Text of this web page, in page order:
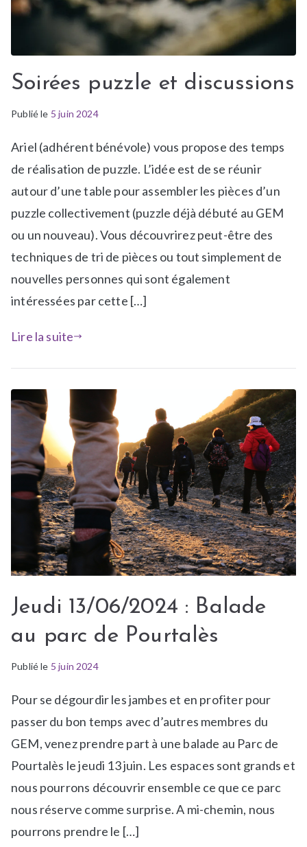
Soirées puzzle et discussions
Publié le 5 juin 2024
P
b
l
é
d
a
n
a
-
u
n
e
e
w
s
É
i
q
e
t
é
A
e
l
s
,
J
x
Ariel (adhérent bénévole) vous propose des temps
de réalisation de puzzle. L’idée est de se réunir
autour d’une table pour assembler les pièces d’un
puzzle collectivement (puzzle déjà débuté au GEM
ou un nouveau). Vous découvrirez peut-être des
techniques de tri de pièces ou tout simplement de
nouvelles personnes qui sont également
intéressées par cette […]
Lire la suite
Jeudi 13/06/2024 : Balade
au parc de Pourtalès
Publié le 5 juin 2024
P
b
l
é
d
a
a
É
i
q
e
t
é
t
Pour se dégourdir les jambes et en profiter pour
passer du bon temps avec d’autres membres du
GEM, venez prendre part à une balade au Parc de
Pourtalès le jeudi 13 juin. Les espaces sont grands et
nous pourrons découvrir ensemble ce que ce parc
nous réserve comme surprise. A mi-chemin, nous
pourrons prendre le […]